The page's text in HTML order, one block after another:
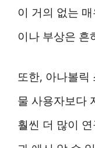
이 거의 없는
이나 부상은 흔
또한, 아나볼릭
물 사용자보다
훨씬 더 많이